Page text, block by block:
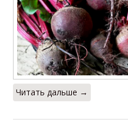
Читать дальше →